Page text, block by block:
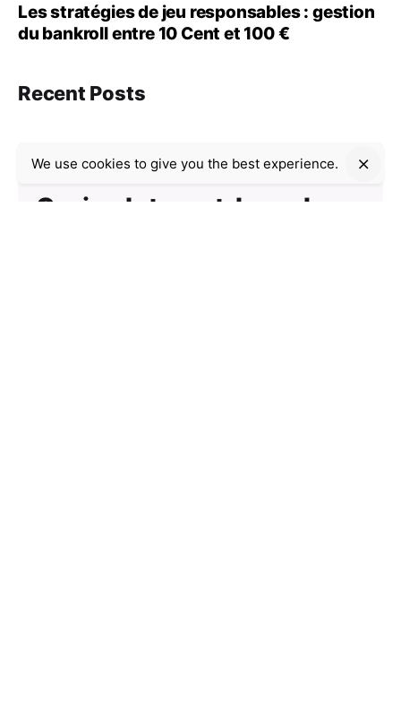
Les stratégies de jeu responsables : gestion
du bankroll entre 10 Cent et 100 €
Recent Posts
Uncategorized 9 min read
Casino Internet-based:
We use cookies to give you the best experience.